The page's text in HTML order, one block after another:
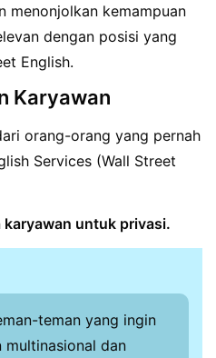
menonjolkan kemampuan
dengan posisi yang
English.
Karyawan
orang-orang yang pernah
Services (Wall Street
karyawan untuk privasi.
teman yang ingin
multinasional dan